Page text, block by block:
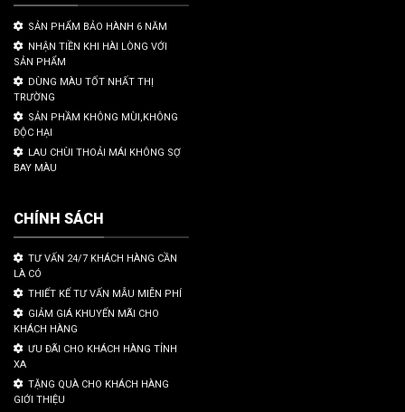
SẢN PHẨM BẢO HÀNH 6 NĂM
NHẬN TIỀN KHI HÀI LÒNG VỚI
SẢN PHẨM
DÙNG MÀU TỐT NHẤT THỊ
TRƯỜNG
SẢN PHẦM KHÔNG MÙI,KHÔNG
ĐỘC HẠI
LAU CHÙI THOẢI MÁI KHÔNG SỢ
BAY MÀU
CHÍNH SÁCH
TƯ VẤN 24/7 KHÁCH HÀNG CẦN
LÀ CÓ
THIẾT KẾ TƯ VẤN MẪU MIỄN PHÍ
GIẢM GIÁ KHUYẾN MÃI CHO
KHÁCH HÀNG
ƯU ĐÃI CHO KHÁCH HÀNG TỈNH
XA
TẶNG QUÀ CHO KHÁCH HÀNG
GIỚI THIỆU